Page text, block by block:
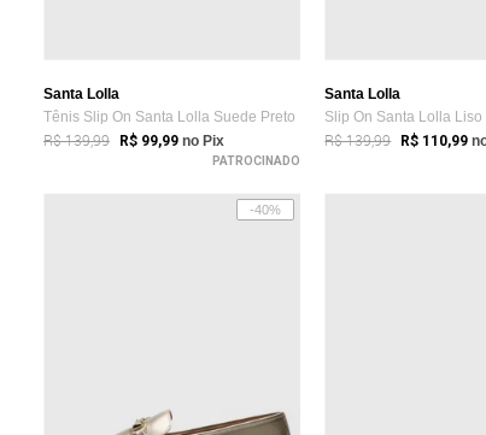
Santa Lolla
Tênis Slip On Santa Lolla Suede Preto
R$ 139,99 R$ 99,99 no Pix
PATROCINADO
Santa Lolla
Slip On Santa Lolla Liso
R$ 139,99 R$ 110,99
-40%